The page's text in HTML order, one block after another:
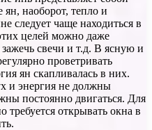
ян, наоборот, тепло и
следует чаще находиться в
целей можно даже
свечи и т.д. В ясную и
проветривать
ян скапливалась в них.
и энергия не должны
постоянно двигаться. Для
требуется открывать окна в